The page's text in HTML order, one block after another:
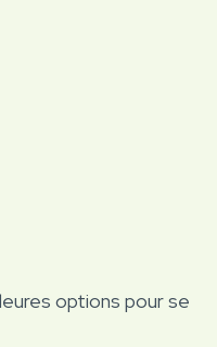
options pour se